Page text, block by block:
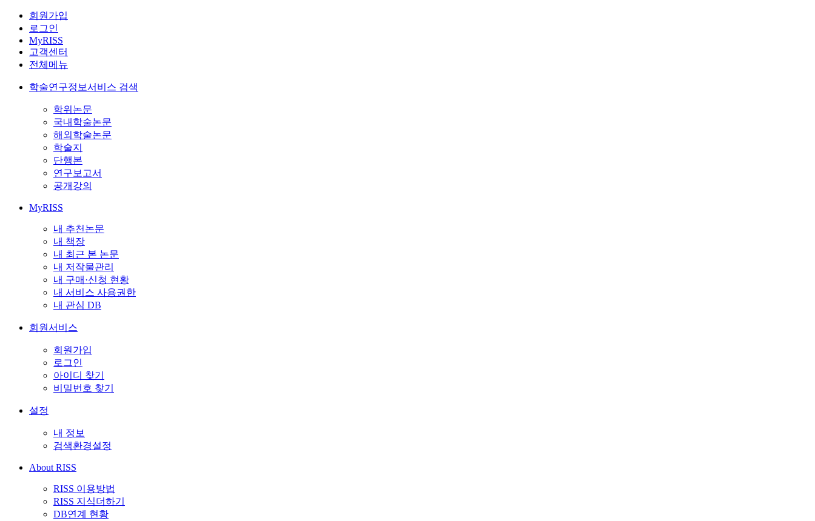
회원가입
로그인
MyRISS
고객센터
전체메뉴
학술연구정보서비스 검색
학위논문
국내학술논문
해외학술논문
학술지
단행본
연구보고서
공개강의
MyRISS
내 추천논문
내 책장
내 최근 본 논문
내 저작물관리
내 구매·신청 현황
내 서비스 사용권한
내 관심 DB
회원서비스
회원가입
로그인
아이디 찾기
비밀번호 찾기
설정
내 정보
검색환경설정
About RISS
RISS 이용방법
RISS 지식더하기
DB연계 현황